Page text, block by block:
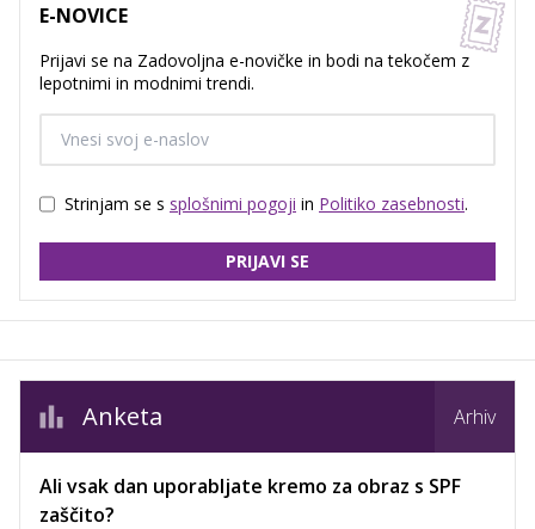
E-NOVICE
Prijavi se na Zadovoljna e-novičke in bodi na tekočem z
lepotnimi in modnimi trendi.
Strinjam se s splošnimi pogoji in Politiko zasebnosti.
PRIJAVI SE
Anketa Arhiv
Ali vsak dan uporabljate kremo za obraz s SPF
zaščito?